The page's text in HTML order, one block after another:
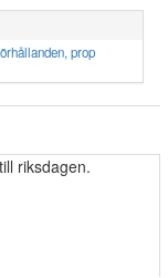
prop
riksdagen.